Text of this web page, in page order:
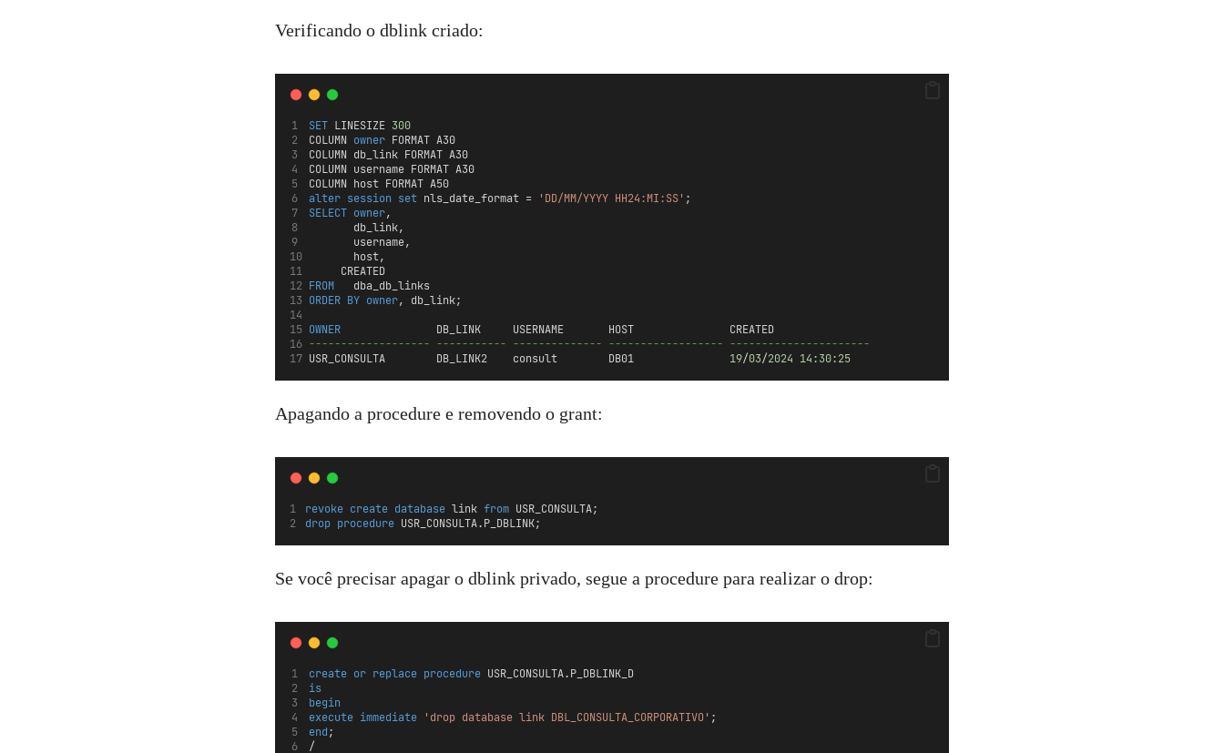
Verificando o dblink criado:
SET LINESIZE 300
COLUMN owner FORMAT A30
COLUMN db_link FORMAT A30
COLUMN username FORMAT A30
COLUMN host FORMAT A50
alter session set nls_date_format = 'DD/MM/YYYY HH24:MI:SS' ;
SELECT owner,
       db_link,
       username,
       host,
	   CREATED
FROM
   dba_db_links
ORDER BY owner, db_link;
OWNER
             	DB_LINK     USERNAME       HOST               CREATED
-------------------	----------- -------------- ------------------ ----------------------
USR_CONSULTA       	DB_LINK2    consult        DB01 19/03/2024 14:30:25
Apagando a procedure e removendo o grant:
revoke create database link from USR_CONSULTA;
drop procedure USR_CONSULTA.P_DBLINK;
Se você precisar apagar o dblink privado, segue a procedure para realizar o drop:
create or replace procedure USR_CONSULTA.P_DBLINK_D
is
begin
execute immediate 'drop database link DBL_CONSULTA_CORPORATIVO' ;
end;
/